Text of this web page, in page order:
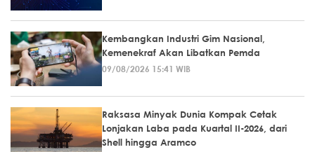
Kembangkan Industri Gim Nasional,
Kemenekraf Akan Libatkan Pemda
09/08/2026 15:41 WIB
Raksasa Minyak Dunia Kompak Cetak
Lonjakan Laba pada Kuartal II-2026, dari
Shell hingga Aramco